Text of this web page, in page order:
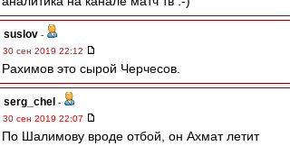
suslov -
30 сен 2019 22:12
Рахимов это сырой Черчесов.
serg_chel -
30 сен 2019 22:07
По Шалимову вроде отбой, он Ахмат летит